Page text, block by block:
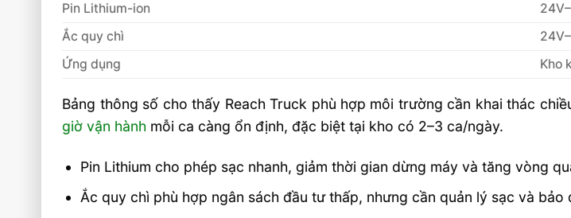
Pin Lithium-ion
Ắc quy chì
Ứng dụng
Kho
Bảng thông số cho thấy Reach Truck phù hợp môi trường cần khai thác
giờ vận hành mỗi ca càng ổn định, đặc biệt tại kho có 2–3 ca/ngày.
Pin Lithium cho phép sạc nhanh, giảm thời gian dừng máy và tăng vòng
Ắc quy chì phù hợp ngân sách đầu tư thấp, nhưng cần quản lý sạc và bảo